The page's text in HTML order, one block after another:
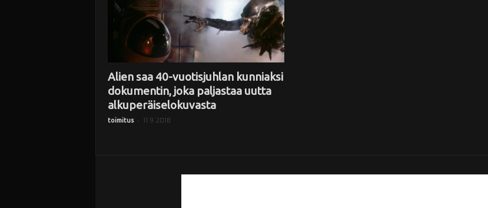
Alien saa 40-vuotisjuhlan kunniaksi
dokumentin, joka paljastaa uutta
alkuperäiselokuvasta
toimitus - 11.9.2018